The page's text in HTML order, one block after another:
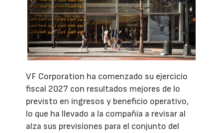
VF Corporation ha comenzado su ejercicio
fiscal 2027 con resultados mejores de lo
previsto en ingresos y beneficio operativo,
lo que ha llevado a la compañía a revisar al
alza sus previsiones para el conjunto del